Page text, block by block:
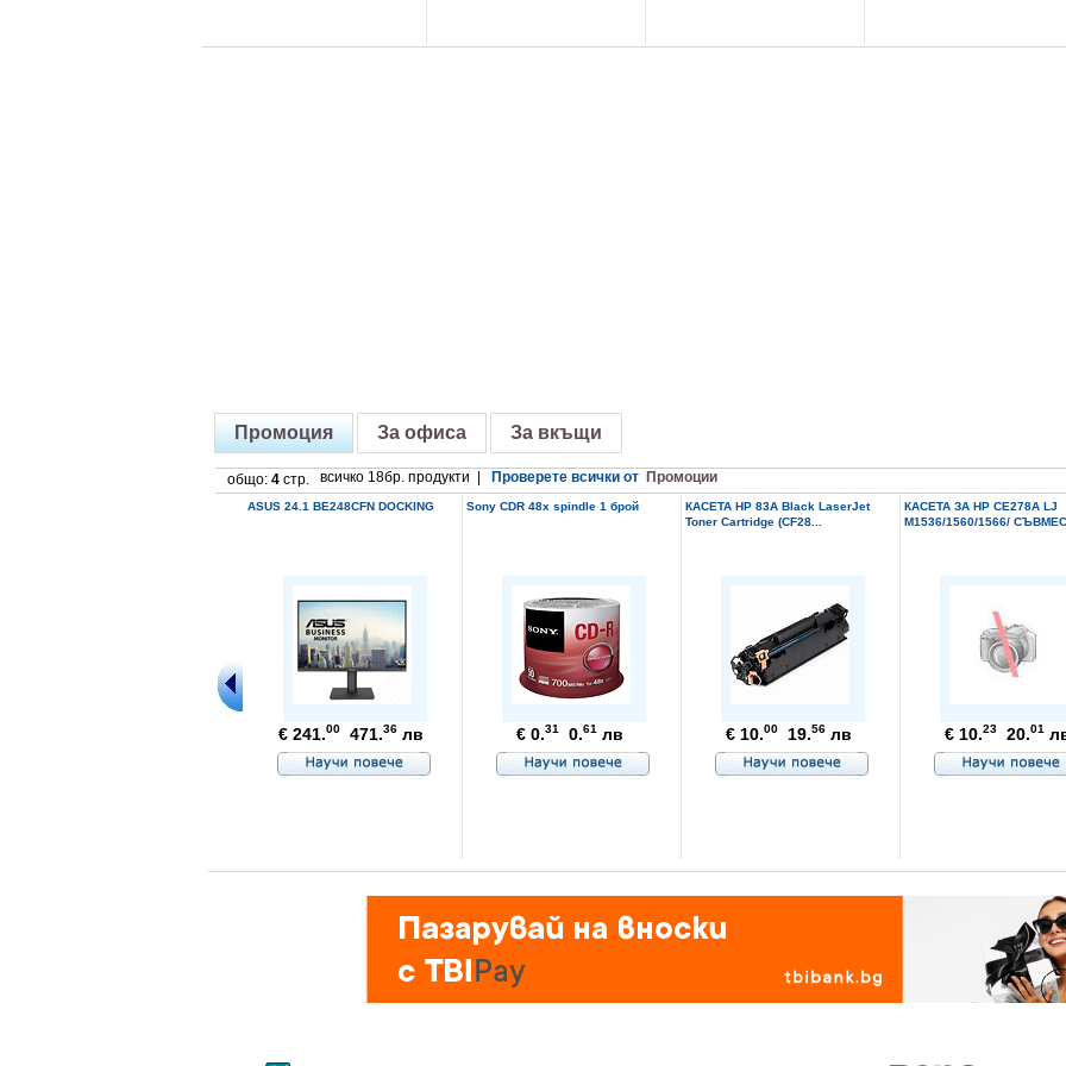
Промоция За офиса За вкъщи
общо: 4стр. всичко 18бр. продукти | Проверете всички от Промоции
ASUS 24.1 BE248CFN DOCKING
€ 241.00 471.36 лв
Sony CDR 48x spindle 1 брой
€ 0.31 0.61 лв
КАСЕТА HP 83A Black LaserJet
Toner Cartridge (CF28...
€ 10.00 19.56 лв
КАСЕТА ЗА HP CE278A LJ
M1536/1560/1566/
€ 10.23 20.01